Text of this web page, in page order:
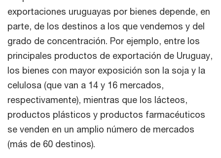
exportaciones uruguayas por bienes depende, en
parte, de los destinos a los que vendemos y del
grado de concentración. Por ejemplo, entre los
principales productos de exportación de Uruguay,
los bienes con mayor exposición son la soja y la
celulosa (que van a 14 y 16 mercados,
respectivamente), mientras que los lácteos,
productos plásticos y productos farmacéuticos
se venden en un amplio número de mercados
(más de 60 destinos).